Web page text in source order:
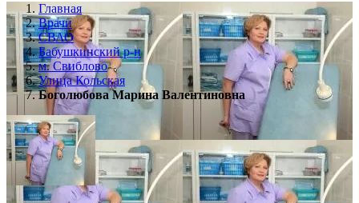
Главная
Врачи
СВАО
Бабушкинский р-н
м. Свиблово
Улица Кольская
Боголюбова Марина Валентиновна